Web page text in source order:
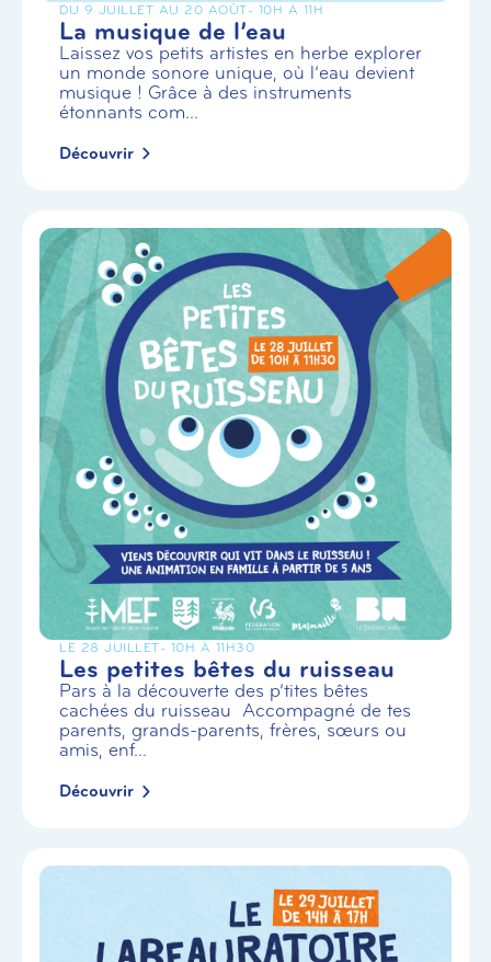
DU 9 JUILLET AU 20 AOÛT- 10H À 11H
La musique de l’eau
Laissez vos petits artistes en herbe explorer
un monde sonore unique, où l’eau devient
musique ! Grâce à des instruments
étonnants com...
Découvrir
LE 28 JUILLET- 10H À 11H30
Les petites bêtes du ruisseau
Pars à la découverte des p’tites bêtes
cachées du ruisseau Accompagné de tes
parents, grands-parents, frères, sœurs ou
amis, enf...
Découvrir